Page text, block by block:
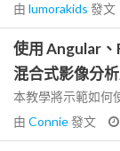
由 lumorakids 發文
使用 Angular
混合式影像分
本教學將示範如何
由 Connie發文